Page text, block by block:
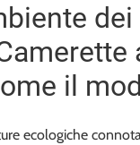
il
ecologiche